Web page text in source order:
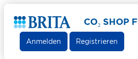
CO₂ SHOP
Anmelden Registrieren